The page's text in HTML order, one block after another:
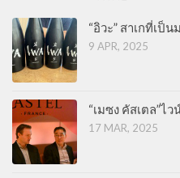
“อิวะ” สาเกที่เป็น
9 APR, 2025
“เมซง คัสเตล”ไ
17 MAR, 2025